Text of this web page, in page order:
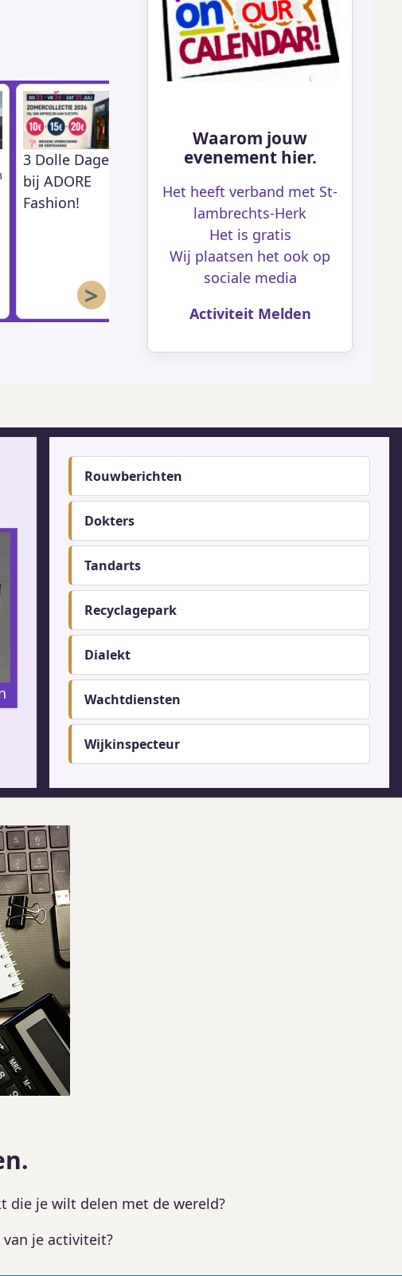
3 Dolle Dagen
bij ADORE
Fashion!
Open Tuin KSA Moos Herk
>
Waarom jouw
evenement hier.
Het heeft verband met St-
lambrechts-Herk
Het is gratis
Wij plaatsen het ook op
sociale media
Activiteit Melden
Footer-
menu
Rouwberichten
Dokters
Tandarts
Recyclagepark
Dialekt
Wachtdiensten
Wijkinspecteur
die je wilt delen met de wereld?
je activiteit?